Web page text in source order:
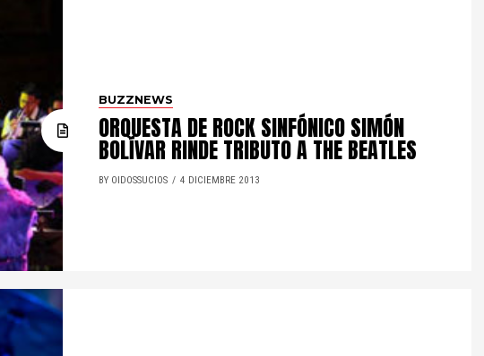
BUZZNEWS
ORQUESTA DE ROCK SINFÓNICO SIMÓN
BOLÍVAR RINDE TRIBUTO A THE BEATLES
BY OIDOSSUCIOS 4 DICIEMBRE 2013